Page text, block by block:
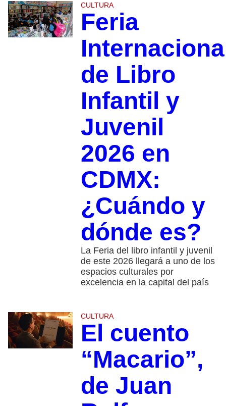
CULTURA
Feria
de Libro
Infantil y
Juvenil
2026 en
CDMX:
¿Cuándo y
dónde es?
La Feria del libro infantil y juvenil
de este 2026 llegará a uno de los
espacios culturales por
excelencia en la capital del país
CULTURA
El cuento
“Macario”,
de Juan